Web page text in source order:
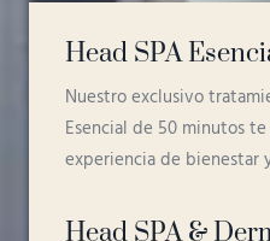
Head SPA
Nuestro exclusivo
Esencial de 50 minutos
experiencia de bienestar
Head SPA &